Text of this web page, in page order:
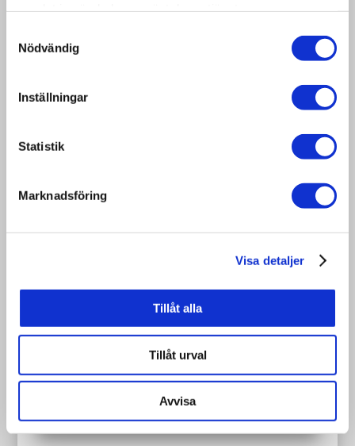
Nödvändig
Inställningar
Statistik
Marknadsföring
Visa detaljer
Tillåt alla
Tillåt urval
Avvisa
gebruikelijk in Zweden, maar wordt wel
voor geïmporteerde goederen.
Voor: laden in containers, vaten, flexibele
Art. nr:
Grootte:
Warmtebehandeling
/ ISPM15: